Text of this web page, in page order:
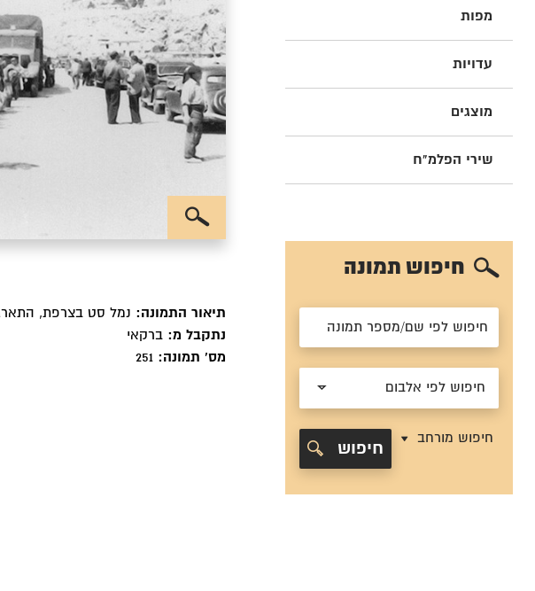
מפות
עדויות
מוצגים
שירי הפלמ"ח
חיפוש תמונה
חיפוש לפי אלבום
חיפוש מורחב
חיפוש
תיאור התמונה: נמל סט בצרפת,
נתקבל מ: ברקאי
מס' תמונה: